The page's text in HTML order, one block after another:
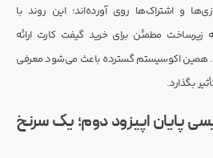
و اشتراک‌ها روی آورده‌اند؛ این روند با
زیرساخت مطمئن برای خرید گیفت کارت ارائه
اکوسیستم گسترده باعث می‌شود معرفی
بگذارد.
پایان اپیزود دوم؛ یک سرنخ